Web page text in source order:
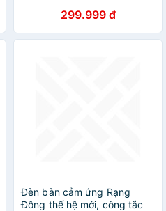
299.999 đ
Đèn bàn cảm ứng Rạng
Đông thế hệ mới, công tắc